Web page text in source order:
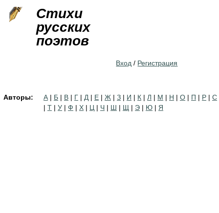
Стихи
русских
поэтов
Вход / Регистрация
Авторы: А | Б | В | Г | Д | Е | Ж | З | И | К | Л | М | Н | О | П | Р | С
| Т | У | Ф | Х | Ц | Ч | Ш | Щ | Э | Ю | Я